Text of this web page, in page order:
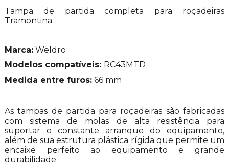
Tampa de partida completa para roçadeiras
Tramontina.
Marca:Weldro
Modelos compatíveis: RC43MTD
Medida entre furos:66 mm
As tampas de partida para roçadeiras são fabricadas
com sistema de molas de alta resistência para
suportar o constante arranque do equipamento,
além de sua estrutura plástica rígida que permite um
encaixe perfeito ao equipamento e grande
durabilidade.